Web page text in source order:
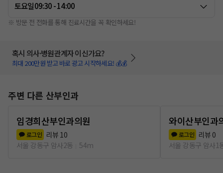
토요일09:30 - 14:00
※ 방문 전 전화를 통해 진료시간을 꼭 확인하세요!
혹시 의사·병원관계자 이신가요?
최대 200만원 받고 바로 광고 시작하세요! 💰💰
주변 다른 산부인과
임경희산부인과의원
로그인 리뷰 10
서울 강동구 암사2동
54m
와이산부인과
로그인 리뷰 0
서울 강동구 암사1